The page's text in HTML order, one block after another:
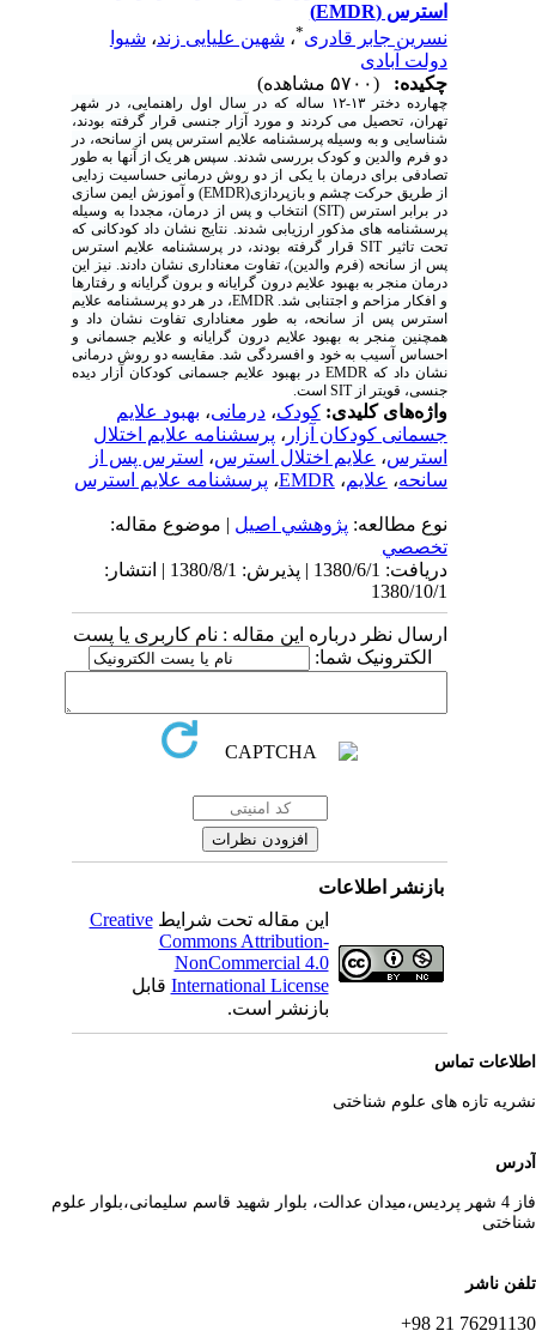
استرس (EMDR)
نسرین جابر قادری* ،شهین علیایی زند ،شیوا
دولت آبادی
چکیده:
چهارده دختر ۱۳-۱۲ ساله که در سال اول راهنمایی، در شهر
تهران، تحصیل می کردند و مورد آزار جنسی قرار گرفته بودند،
شناسایی و به وسیله پرسشنامه علایم استرس پس از سانحه، در
دو فرم والدین و کودک بررسی شدند. سپس هر یک از آنها به طور
تصادفی برای درمان با یکی از دو روش درمانی حساسیت زدایی
از طریق حرکت چشم و بازپردازی(EMDR) و آموزش ایمن سازی
در برابر استرس (SIT) انتخاب و پس از درمان، مجددا به وسیله
پرسشنامه های مذکور ارزیابی شدند. نتایج نشان داد کودکانی که
تحت تاثیر SIT قرار گرفته بودند، در پرسشنامه علایم استرس
پس از سانحه (فرم والدین)، تفاوت معناداری نشان دادند. نیز این
درمان منجر به بهبود علایم درون گرایانه و برون گرایانه و رفتارها
و افکار مزاحم و اجتنابی شد. EMDR، در هر دو پرسشنامه علایم
استرس پس از سانحه، به طور معناداری تفاوت نشان داد و
همچنین منجر به بهبود علایم درون گرایانه و علایم جسمانی و
احساس آسیب به خود و افسردگی شد. مقایسه دو روش درمانی
نشان داد که EMDR در بهبود علایم جسمانی کودکان آزار دیده
جنسی، قویتر از SIT است.
واژه‌های کلیدی:کودک،درمانی،بهبود علایم
جسمانی کودکان آزار ، پرسشنامه علایم اختلال
استرس،علایم اختلال استرس،استرس پس از
سانحه،علایم،EMDR،پرسشنامه علایم استرس
نوع مطالعه:پژوهشي اصیل| موضوع مقاله:
تخصصي
دریافت: 1380/6/1 | پذیرش: 1380/8/1 | انتشار:
1380/10/1
ارسال نظر درباره این مقاله : نام کاربری یا پست
الکترونیک شما:
بازنشر اطلاعات
این مقاله تحت شرایطCreative
Commons Attribution-
NonCommercial 4.0
International Licenseقابل
بازنشر است.
تماس
تازه های علوم شناختی
فاز 4 شهر پردیس،میدان عدالت، بلوار شهید قاسم سلیمانی،بلوار علوم
ناشر
76291130 21